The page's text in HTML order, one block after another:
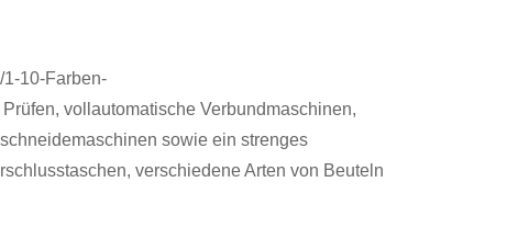
10-Farben-
vollautomatische Verbundmaschinen,
sowie ein strenges
verschiedene Arten von Beuteln